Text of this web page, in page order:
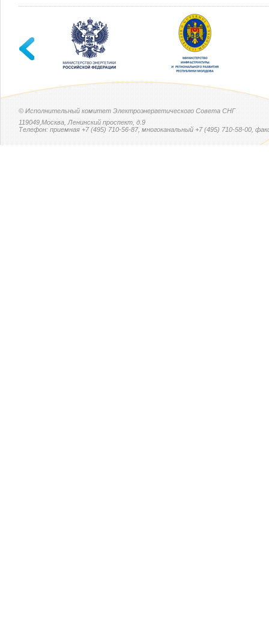
© Исполнительный комитет Электроэнергетического Совета СНГ
119049,Москва, Ленинский проспект, д.9
Телефон: приемная +7 (495) 710-56-87, многоканальный +7 (495) 710-58-00,